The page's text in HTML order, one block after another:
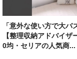
「意外な使い方で大バ
【整理収納アドバイザ
0均・セリアの人気商...